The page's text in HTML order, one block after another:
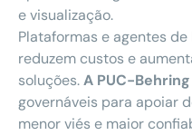
e visualização.
Plataformas e agentes
reduzem custos e
soluções.A PUC-Behring
governáveis para apoiar
menor viés e maior